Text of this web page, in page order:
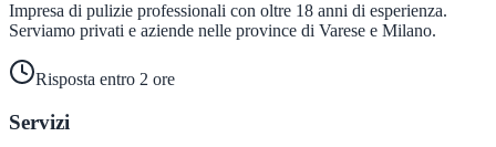
Impresa di pulizie professionali con oltre 18 anni di esperienza.
Serviamo privati e aziende nelle province di Varese e Milano.
Risposta entro 2 ore
Servizi